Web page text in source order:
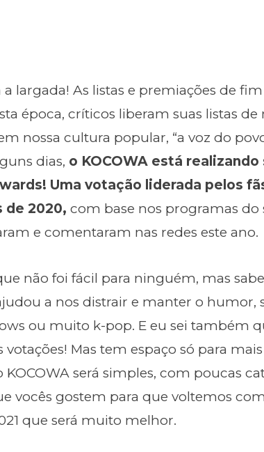
a largada! As listas e premiações de
época, críticos liberam suas listas
nossa cultura popular, “a voz do
dias, o KOCOWA está
Uma votação liderada pelos
de 2020, com base nos programas
e comentaram nas redes este ano.
não foi fácil para ninguém, mas
a nos distrair e manter o humor,
ou muito k-pop. E eu sei também
votações! Mas tem espaço só para
KOCOWA será simples, com poucas
vocês gostem para que voltemos
que será muito melhor.